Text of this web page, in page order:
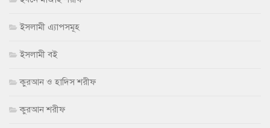
ইসলামী এ্যাপসমূহ
ইসলামী বই
কুরআন ও হাদিস শরীফ
কুরআন শরীফ